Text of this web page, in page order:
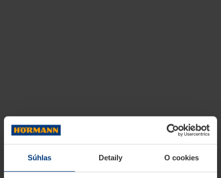
Súhlas Detaily O cookies